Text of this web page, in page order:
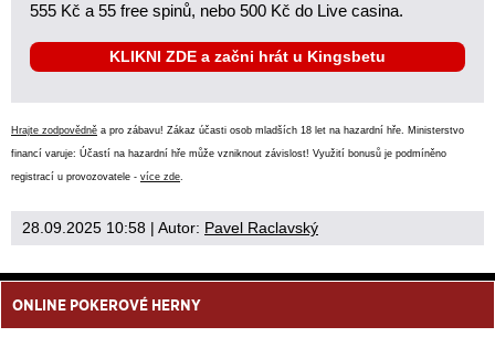
555 Kč a 55 free spinů, nebo 500 Kč do Live casina.
KLIKNI ZDE a začni hrát u Kingsbetu
Hrajte zodpovědně a pro zábavu! Zákaz účasti osob mladších 18 let na hazardní hře. Ministerstvo
financí varuje: Účastí na hazardní hře může vzniknout závislost! Využití bonusů je podmíněno
registrací u provozovatele - více zde
28.09.2025 10:58 | Autor: Pavel Raclavský
ONLINE POKEROVÉ HERNY